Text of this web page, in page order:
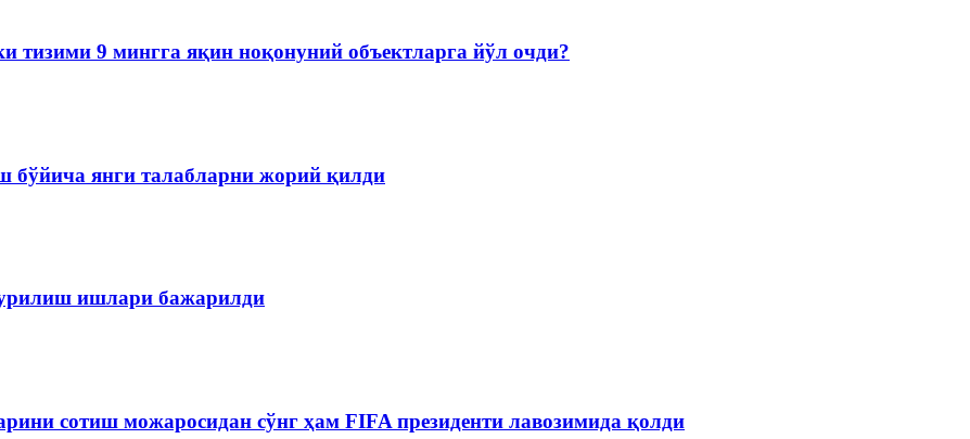
тизими 9 мингга яқин ноқонуний объектларга йўл очди?
бўйича янги талабларни жорий қилди
ишлари бажарилди
сотиш можаросидан сўнг ҳам FIFA президенти лавозимида қолди